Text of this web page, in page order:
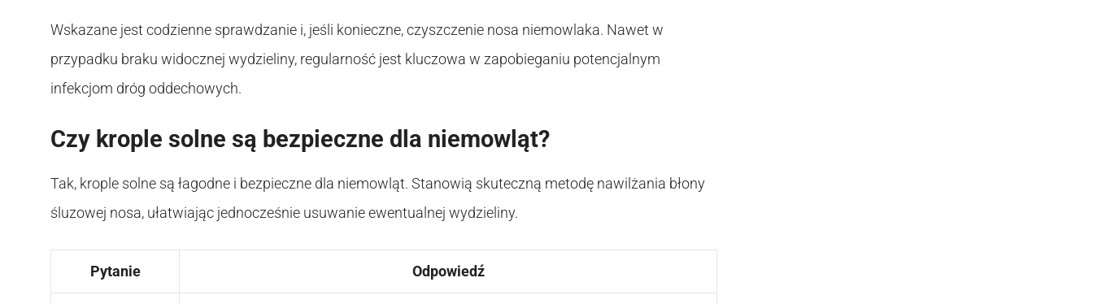
Wskazane jest codzienne sprawdzanie i, jeśli konieczne, czyszczenie nosa niemowlaka. Nawet w
przypadku braku widocznej wydzieliny, regularność jest kluczowa w zapobieganiu potencjalnym
infekcjom dróg oddechowych.
Czy krople solne są bezpieczne dla niemowląt?
Tak, krople solne są łagodne i bezpieczne dla niemowląt. Stanowią skuteczną metodę nawilżania błony
śluzowej nosa, ułatwiając jednocześnie usuwanie ewentualnej wydzieliny.
Pytanie Odpowiedź